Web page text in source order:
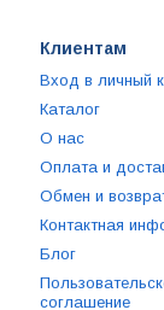
Клиентам
Вход в личный
Каталог
О нас
Оплата и
Обмен и
Контактная
Блог
соглашение